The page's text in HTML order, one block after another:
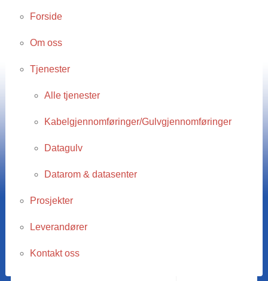
Forside
Om oss
Tjenester
Alle tjenester
Kabelgjennomføringer/Gulvgjennomføringer
Datagulv
Datarom & datasenter
Prosjekter
Leverandører
Kontakt oss